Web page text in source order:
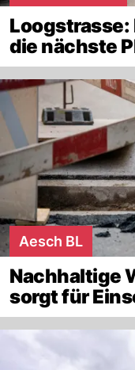
die nächste
Aesch BL
Nachhaltige
sorgt für